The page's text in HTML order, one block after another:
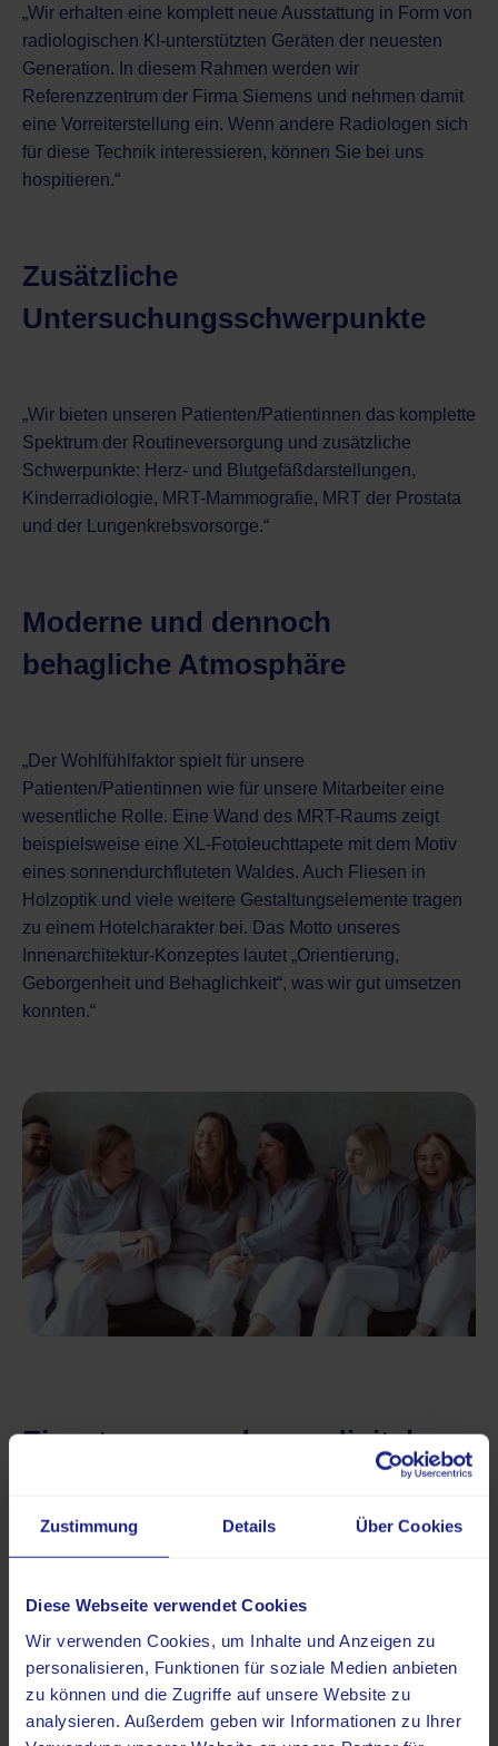
Zustimmung Details Über Cookies
Diese Webseite verwendet Cookies
Wir verwenden Cookies, um Inhalte und Anzeigen zu
personalisieren, Funktionen für soziale Medien anbieten
zu können und die Zugriffe auf unsere Website zu
analysieren. Außerdem geben wir Informationen zu Ihrer
„Wir erhalten eine komplett neue Ausstattung in Form von
radiologischen KI-unterstützten Geräten der neuesten
Generation. In diesem Rahmen werden wir
Referenzzentrum der Firma Siemens und nehmen damit
eine Vorreiterstellung ein. Wenn andere Radiologen sich
für diese Technik interessieren, können Sie bei uns
hospitieren.“
Zusätzliche
Untersuchungsschwerpunkte
„Wir bieten unseren Patienten/Patientinnen das komplette
Spektrum der Routineversorgung und zusätzliche
Schwerpunkte: Herz- und Blutgefäßdarstellungen,
Kinderradiologie, MRT-Mammografie, MRT der Prostata
und der Lungenkrebsvorsorge.“
Moderne und dennoch
behagliche Atmosphäre
„Der Wohlfühlfaktor spielt für unsere
Patienten/Patientinnen wie für unsere Mitarbeiter eine
wesentliche Rolle. Eine Wand des MRT-Raums zeigt
beispielsweise eine XL-Fotoleuchttapete mit dem Motiv
eines sonnendurchfluteten Waldes. Auch Fliesen in
Holzoptik und viele weitere Gestaltungselemente tragen
zu einem Hotelcharakter bei. Das Motto unseres
Innenarchitektur-Konzeptes lautet „Orientierung,
Geborgenheit und Behaglichkeit“, was wir gut umsetzen
konnten.“
Einsatz von moderner digitaler
Intelligenz
können wir unsere Befunde und Bilder verschlüsselt und
damit datensicher auf unserem eigenen Server anderen
Ärzten unmittelbar zur Verfügung stellen. Alle unsere
Patienten/Patientinnen haben eine digitale Patientenakte